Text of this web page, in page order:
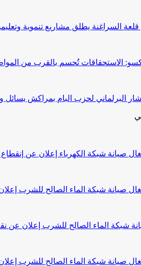
السراغنة يطلق مشاريع تنموية وتعليمية بأزيد من 27
الاستحقاقات تُحسم بالقرب من
البرلماني لحزب البام بمراكش
صيانة شبكة الكهرباء إعلان عن إنقطاع
صيانة شبكة الماء الصالح للشرب
شبكة الماء الصالح للشرب إعلان عن
صيانة شبكة الماء الصالح للشرب